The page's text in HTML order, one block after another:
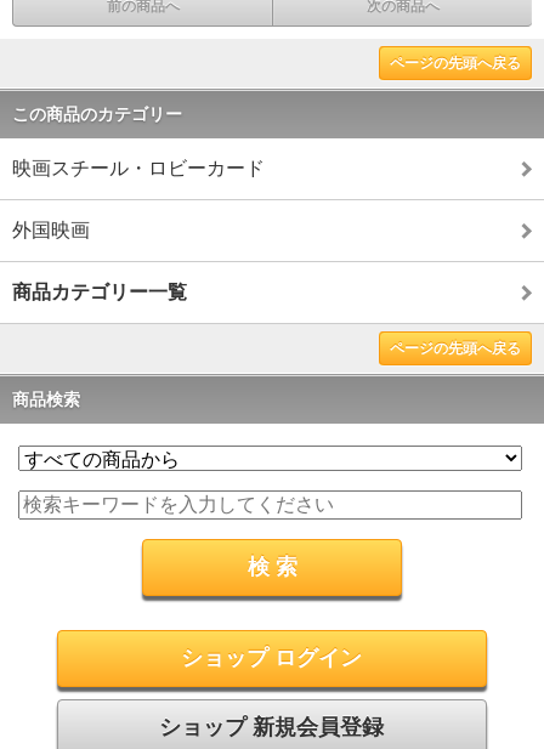
前の商品へ 次の商品へ
ページの先頭へ戻る
この商品のカテゴリー
映画スチール・ロビーカード
外国映画
商品カテゴリー一覧
ページの先頭へ戻る
商品検索
ショップ ログイン
ショップ 新規会員登録